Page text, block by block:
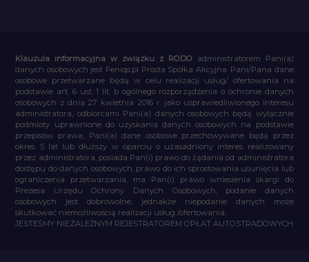
Klauzula informacyjna w związku z RODO administratorem Pani(a)
danych osobowych jest Feniqs.pl Prosta Spółka Akcyjna. Pani/Pana dane
osobowe przetwarzane będą w celu realizacji usług/ ofertowania na
podstawie art. 6 ust. 1 lit. b ogólnego rozporządzenia o ochronie danych
osobowych z dnia 27 kwietnia 2016 r. jako usprawiedliwionego interesu
administratora, odbiorcami Pani(a) danych osobowych będą wyłącznie
podmioty uprawnione do uzyskania danych osobowych na podstawie
przepisów prawa, Pani(a) dane osobowe przechowywane będą przez
okres 5 lat lub dłuższy w oparciu o uzasadniony interes realizowany
przez administratora, posiada Pan(i) prawo do żądania od administratora
dostępu do danych osobowych, prawo do ich sprostowania usunięcia lub
ograniczenia przetwarzania, ma Pan(i) prawo wniesienia skargi do
Prezesa Urzędu Ochrony Danych Osobowych, podanie danych
osobowych jest dobrowolne, jednakże niepodanie danych może
skutkować niemożliwością realizacji usług /ofertowania.
JESTEŚMY NIEZALEŻNYM REJESTRATOREM OPŁAT AUTOSTRADOWYCH